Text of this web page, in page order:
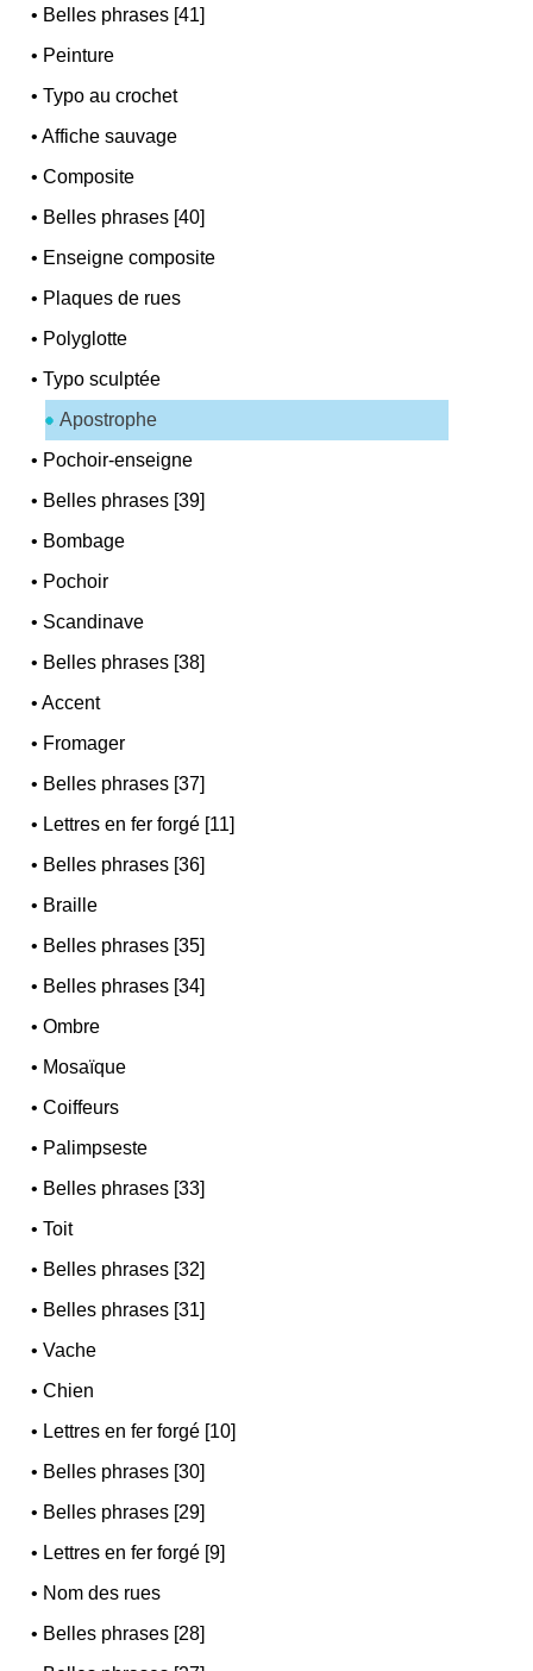
• Belles phrases [41]
• Peinture
•Typo au crochet
•Affiche sauvage
•Composite
• Belles phrases [40]
• Enseigne composite
• Plaques de rues
• Polyglotte
•Typo sculptée
Apostrophe
• Pochoir-enseigne
• Belles phrases [39]
• Bombage
• Pochoir
• Scandinave
• Belles phrases [38]
•Accent
• Fromager
• Belles phrases [37]
• Lettres en fer forgé [11]
• Belles phrases [36]
• Braille
• Belles phrases [35]
• Belles phrases [34]
•Ombre
• Mosaïque
•Coiffeurs
• Palimpseste
• Belles phrases [33]
•Toit
• Belles phrases [32]
• Belles phrases [31]
•Vache
•Chien
• Lettres en fer forgé [10]
• Belles phrases [30]
• Belles phrases [29]
• Lettres en fer forgé [9]
• Nom des rues
• Belles phrases [28]